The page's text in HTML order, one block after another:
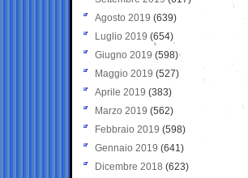
Agosto 2019 (639)
Luglio 2019 (654)
Giugno 2019 (598)
Maggio 2019 (527)
Aprile 2019 (383)
Marzo 2019 (562)
Febbraio 2019 (598)
Gennaio 2019 (641)
Dicembre 2018 (623)